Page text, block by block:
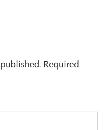
Required